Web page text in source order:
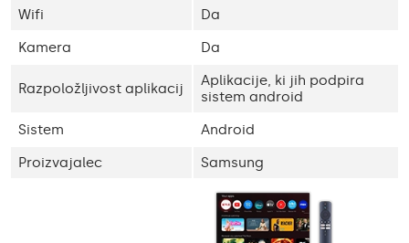
Wifi
Da
Kamera
Da
Razpoložljivost aplikacij
Aplikacije, ki jih podpira
sistem android
Sistem
Android
Proizvajalec
Samsung